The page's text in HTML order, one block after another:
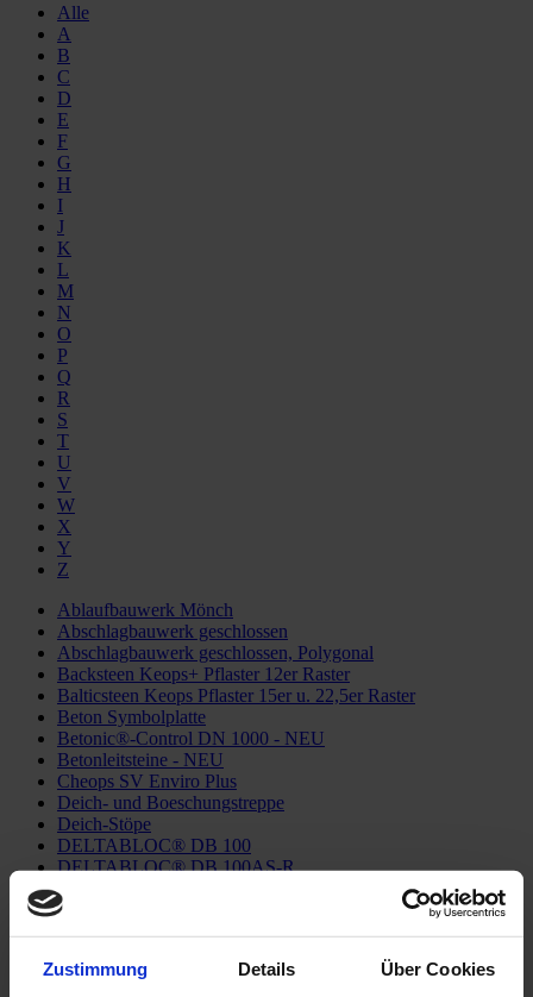
Zustimmung Details Über Cookies
Alle
A
B
C
D
E
F
G
H
I
J
K
L
M
N
O
P
Q
R
S
T
U
V
W
X
Y
Z
Ablaufbauwerk Mönch
Abschlagbauwerk geschlossen
Abschlagbauwerk geschlossen, Polygonal
Backsteen Keops+ Pflaster 12er Raster
Balticsteen Keops Pflaster 15er u. 22,5er Raster
Beton Symbolplatte
Betonic®-Control DN 1000 - NEU
Betonleitsteine - NEU
Cheops SV Enviro Plus
Deich- und Boeschungstreppe
Deich-Stöpe
DELTABLOC® DB 100
DELTABLOC® DB 100AS-R
DELTABLOC® DB 100S
DELTABLOC® DB 50SL
DELTABLOC® DB 80AS-A